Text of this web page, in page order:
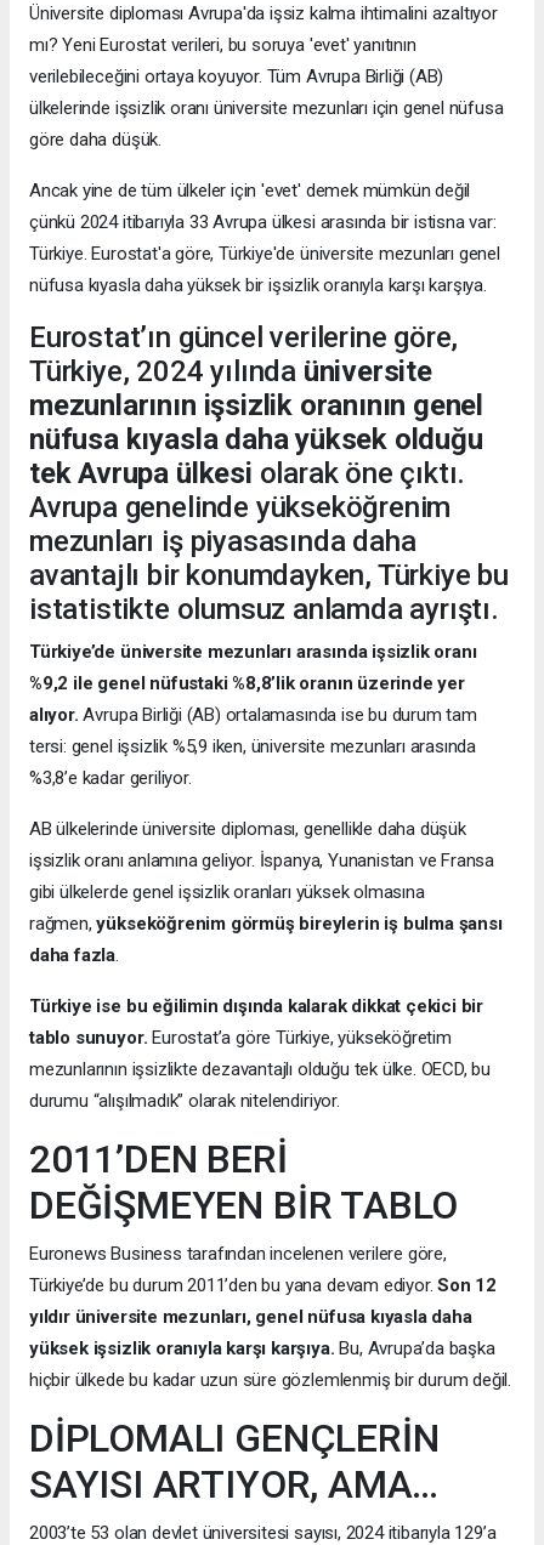
Üniversite diploması Avrupa'da işsiz kalma ihtimalini azaltıyor
mı? Yeni Eurostat verileri, bu soruya 'evet' yanıtının
verilebileceğini ortaya koyuyor. Tüm Avrupa Birliği (AB)
ülkelerinde işsizlik oranı üniversite mezunları için genel nüfusa
göre daha düşük.
Ancak yine de tüm ülkeler için 'evet' demek mümkün değil
çünkü 2024 itibarıyla 33 Avrupa ülkesi arasında bir istisna var:
Türkiye. Eurostat'a göre, Türkiye'de üniversite mezunları genel
nüfusa kıyasla daha yüksek bir işsizlik oranıyla karşı karşıya.
Eurostat’ın güncel verilerine göre,
Türkiye, 2024 yılında üniversite
mezunlarının işsizlik oranının genel
nüfusa kıyasla daha yüksek olduğu
tek Avrupa ülkesi olarak öne çıktı.
Avrupa genelinde yükseköğrenim
mezunları iş piyasasında daha
avantajlı bir konumdayken, Türkiye bu
istatistikte olumsuz anlamda ayrıştı.
Türkiye’de üniversite mezunları arasında işsizlik oranı
%9,2 ile genel nüfustaki %8,8’lik oranın üzerinde yer
alıyor. Avrupa Birliği (AB) ortalamasında ise bu durum tam
tersi: genel işsizlik %5,9 iken, üniversite mezunları arasında
%3,8’e kadar geriliyor.
AB ülkelerinde üniversite diploması, genellikle daha düşük
işsizlik oranı anlamına geliyor. İspanya, Yunanistan ve Fransa
gibi ülkelerde genel işsizlik oranları yüksek olmasına
rağmen,yükseköğrenim görmüş bireylerin iş bulma şansı
daha fazla.
Türkiye ise bu eğilimin dışında kalarak dikkat çekici bir
tablo sunuyor. Eurostat’a göre Türkiye, yükseköğretim
mezunlarının işsizlikte dezavantajlı olduğu tek ülke. OECD, bu
durumu “alışılmadık” olarak nitelendiriyor.
2011’DEN BERİ
DEĞİŞMEYEN BİR TABLO
Euronews Business tarafından incelenen verilere göre,
Türkiye’de bu durum 2011’den bu yana devam ediyor.Son 12
yıldır üniversite mezunları, genel nüfusa kıyasla daha
yüksek işsizlik oranıyla karşı karşıya. Bu, Avrupa’da başka
hiçbir ülkede bu kadar uzun süre gözlemlenmiş bir durum değil.
DİPLOMALI GENÇLERİN
SAYISI ARTIYOR, AMA…
2003’te 53 olan devlet üniversitesi sayısı, 2024 itibarıyla 129’a